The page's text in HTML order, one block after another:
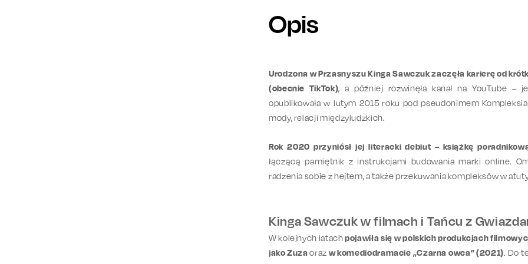
Opis
Urodzona w Przasnyszu Kinga Sawczuk zaczęła karierę od
(obecnie TikTok), a później rozwinęła kanał na YouTube
opublikowała w lutym 2015 roku pod pseudonimem
mody, relacji międzyludzkich.
Rok 2020 przyniósł jej literacki debiut – książkę
łączącą pamiętnik z instrukcjami budowania marki online.
radzenia sobie z hejtem, a także przekuwania kompleksów w
Kinga Sawczuk w filmach i Tańcu z
W kolejnych latachpojawiła się w polskich produkcjach
jako Zuzaorazw komediodramacie „Czarna owca” (2021). Do